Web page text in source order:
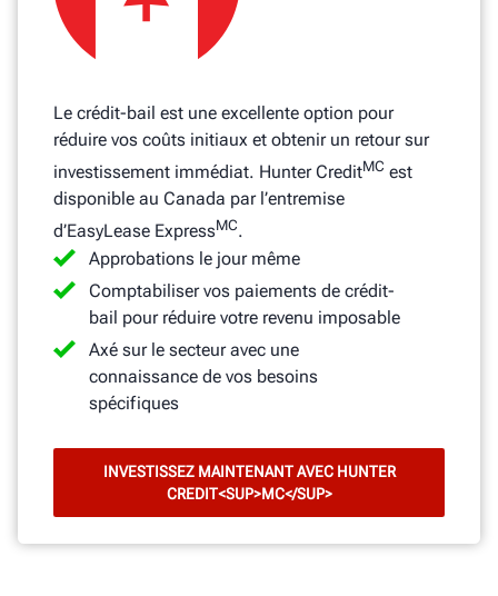
Le crédit-bail est une excellente option pour
réduire vos coûts initiaux et obtenir un retour sur
investissement immédiat. Hunter CreditMC est
disponible au Canada par l’entremise
d’EasyLease ExpressMC.
Approbations le jour même
Comptabiliser vos paiements de crédit-
bail pour réduire votre revenu imposable
Axé sur le secteur avec une
connaissance de vos besoins
spécifiques
INVESTISSEZ MAINTENANT AVEC HUNTER
CREDIT<SUP>MC</SUP>